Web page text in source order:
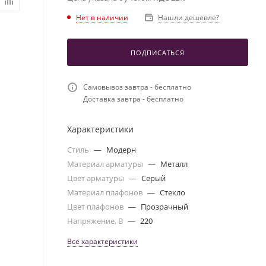
Нет в наличии Нашли дешевле?
ПОДПИСАТЬСЯ
Самовывоз завтра - бесплатно
Доставка завтра - бесплатно
Характеристики
Стиль — Модерн
Материал арматуры — Металл
Цвет арматуры — Серый
Материал плафонов — Стекло
Цвет плафонов — Прозрачный
Напряжение, В — 220
Все характеристики